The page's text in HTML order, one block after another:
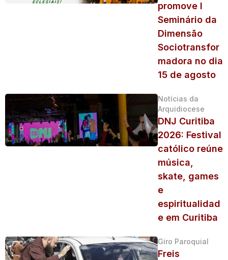
promove I
Seminário da
Dimensão
Sociotransfor
madora no dia
15 de agosto
Notícias da
Arquidiocese
DNJ Curitiba
2026: Festival
católico reúne
música,
skate, games
e
espiritualidad
e em Curitiba
Giro Paroquial
Freis